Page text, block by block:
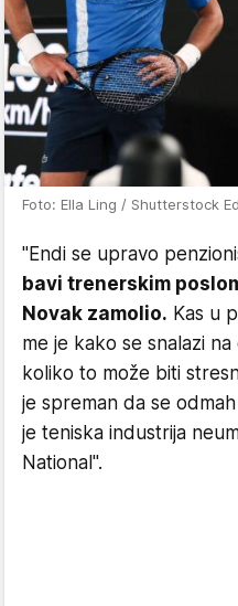
Foto: Ella Ling / Shutterstock
"Endi se upravo
bavi trenerskim
Novak zamolio. Kas u
me je kako se snalazi
koliko to može biti
je spreman da se
je teniska industrija
National".